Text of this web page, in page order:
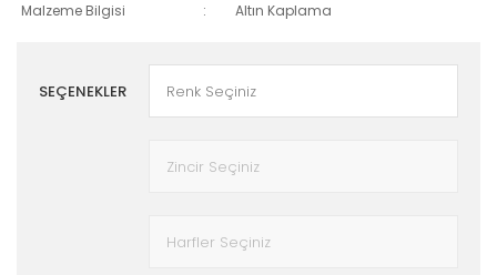
Malzeme Bilgisi
Altın Kaplama
SEÇENEKLER